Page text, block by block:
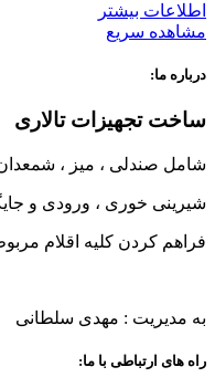
اطلاعات بیشتر
مشاهده سریع
درباره ما:
ساخت تجهیزات تالاری
شامل صندلی ، میز ،
شیرینی خوری ، ورودی و
فراهم کردن کلیه اقلام
به مدیریت : مهدی سلطانی
راه های ارتباطی با ما: